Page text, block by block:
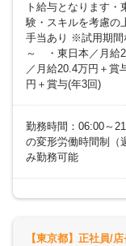
ト給与となります
験・スキルを考慮の
手当あり ※試用期間
～ ・東日本／月給
／月給20.4万円＋賞
円＋賞与(年3回)
勤務時間：06:00～
の変形労働時間制（
み勤務可能
【東京都】正社員/